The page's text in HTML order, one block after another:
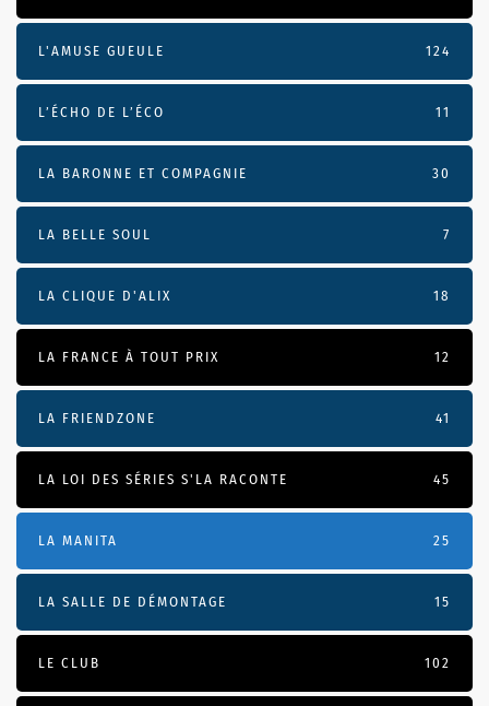
L'AMUSE GUEULE 124
L’ÉCHO DE L’ÉCO 11
LA BARONNE ET COMPAGNIE 30
LA BELLE SOUL 7
LA CLIQUE D'ALIX 18
LA FRANCE À TOUT PRIX 12
LA FRIENDZONE 41
LA LOI DES SÉRIES S'LA RACONTE 45
LA MANITA 25
LA SALLE DE DÉMONTAGE 15
LE CLUB 102